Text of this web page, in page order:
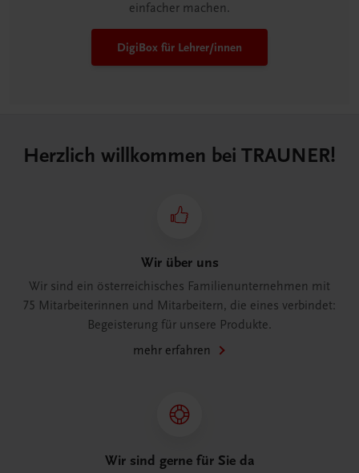
einfacher machen.
DigiBox für Lehrer/innen
Herzlich willkommen bei TRAUNER!
Wir über uns
Wir sind ein österreichisches Familienunternehmen mit
75 Mitarbeiterinnen und Mitarbeitern, die eines verbindet:
Begeisterung für unsere Produkte.
mehr erfahren
Wir sind gerne für Sie da